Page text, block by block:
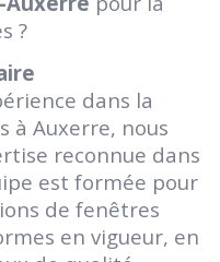
?
dans la
à Auxerre, nous
reconnue dans
est formée pour
de fenêtres
en vigueur, en